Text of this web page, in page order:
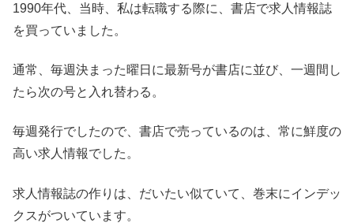
1990年代、当時、私は転職する際に、書店で求人情報誌
を買っていました。
通常、毎週決まった曜日に最新号が書店に並び、一週間し
たら次の号と入れ替わる。
毎週発行でしたので、書店で売っているのは、常に鮮度の
高い求人情報でした。
求人情報誌の作りは、だいたい似ていて、巻末にインデッ
クスがついています。